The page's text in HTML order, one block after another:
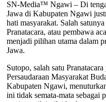
SN-Media™ Ngawi – Di
Jawa di Kabupaten Ngawi
hati masyarakat. Salah
Pranatacara, atau pembawa
menjadi pilihan utama dalam
Jawa.
Sutopo, salah satu
Persaudaraan Masyarakat
Kabupaten Ngawi,
ini tidak semata-mata sebagai